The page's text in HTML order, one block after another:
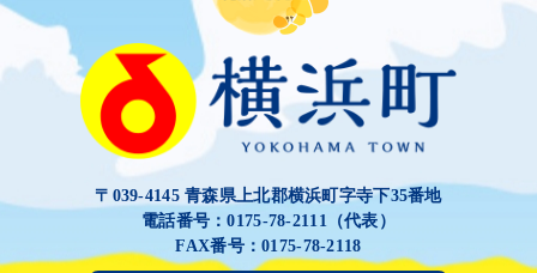
〒039-4145 青森県上北郡横浜町字寺下35番地
電話番号：0175-78-2111（代表）
FAX番号：0175-78-2118